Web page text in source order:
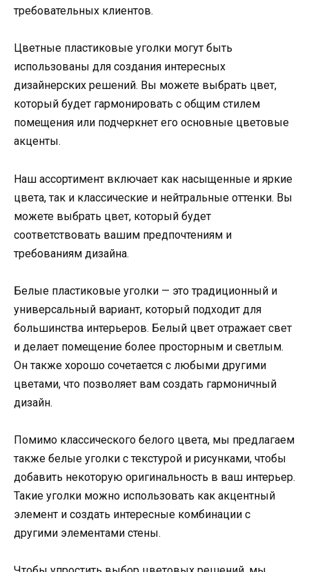
требовательных клиентов.
Цветные пластиковые уголки могут быть
использованы для создания интересных
дизайнерских решений. Вы можете выбрать цвет,
который будет гармонировать с общим стилем
помещения или подчеркнет его основные цветовые
акценты.
Наш ассортимент включает как насыщенные и яркие
цвета, так и классические и нейтральные оттенки. Вы
можете выбрать цвет, который будет
соответствовать вашим предпочтениям и
требованиям дизайна.
Белые пластиковые уголки — это традиционный и
универсальный вариант, который подходит для
большинства интерьеров. Белый цвет отражает свет
и делает помещение более просторным и светлым.
Он также хорошо сочетается с любыми другими
цветами, что позволяет вам создать гармоничный
дизайн.
Помимо классического белого цвета, мы предлагаем
также белые уголки с текстурой и рисунками, чтобы
добавить некоторую оригинальность в ваш интерьер.
Такие уголки можно использовать как акцентный
элемент и создать интересные комбинации с
другими элементами стены.